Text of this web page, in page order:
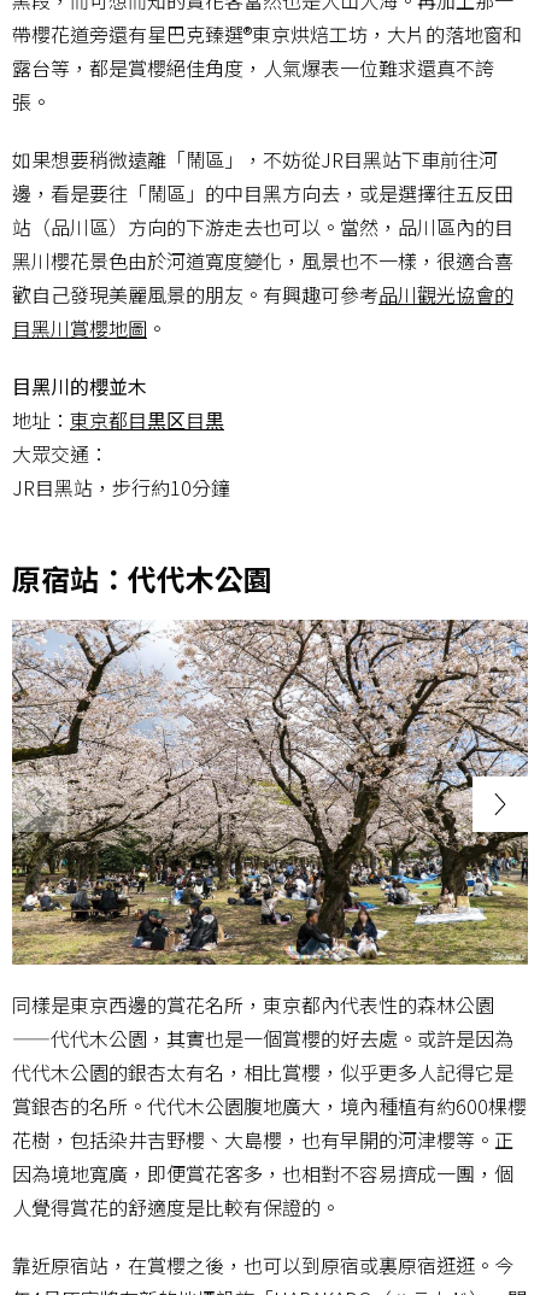
帶櫻花道旁還有星巴克臻選®東京烘焙工坊，大片的落地窗和
露台等，都是賞櫻絕佳角度，人氣爆表一位難求還真不誇
張。
如果想要稍微遠離「鬧區」，不妨從JR目黑站下車前往河
邊，看是要往「鬧區」的中目黑方向去，或是選擇往五反田
站（品川區）方向的下游走去也可以。當然，品川區內的目
黑川櫻花景色由於河道寬度變化，風景也不一樣，很適合喜
歡自己發現美麗風景的朋友。有興趣可參考品川觀光協會的
目黑川賞櫻地圖 。
目黑川的櫻並木
地址： 東京都目黒区目黒
大眾交通：
JR目黑站，步行約10分鐘
原宿站：代代木公園
同樣是東京西邊的賞花名所，東京都內代表性的森林公園
——代代木公園，其實也是一個賞櫻的好去處。或許是因為
代代木公園的銀杏太有名，相比賞櫻，似乎更多人記得它是
賞銀杏的名所。代代木公園腹地廣大，境內種植有約600棵櫻
花樹，包括染井吉野櫻、大島櫻，也有早開的河津櫻等。正
因為境地寬廣，即便賞花客多，也相對不容易擠成一團，個
人覺得賞花的舒適度是比較有保證的。
靠近原宿站，在賞櫻之後，也可以到原宿或裏原宿逛逛。今